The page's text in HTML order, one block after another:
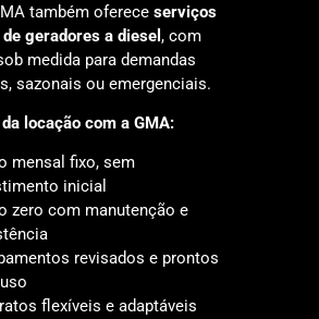
também oferece serviços
geradores a diesel , com
medida para demandas
sazonais ou emergenciais.
locação com a GMA:
mensal fixo, sem
inicial
zero com manutenção e
revisados e prontos
flexíveis e adaptáveis